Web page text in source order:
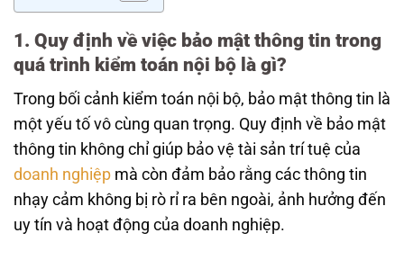
1. Quy định về việc bảo mật thông tin trong
quá trình kiểm toán nội bộ là gì?
Trong bối cảnh kiểm toán nội bộ, bảo mật thông tin là
một yếu tố vô cùng quan trọng. Quy định về bảo mật
thông tin không chỉ giúp bảo vệ tài sản trí tuệ của
doanh nghiệp mà còn đảm bảo rằng các thông tin
nhạy cảm không bị rò rỉ ra bên ngoài, ảnh hưởng đến
uy tín và hoạt động của doanh nghiệp.